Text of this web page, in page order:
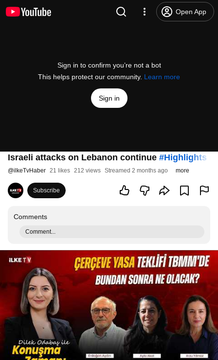
Open App
Sign in to confirm you’re not a bot
This helps protect our community. Learn more
Sign in
Israeli attacks on Lebanon continue #Highlights
@ilkeTvHaber 21 likes 212 views Streamed 2 months ago more
Subscribe
Comments
Comment...